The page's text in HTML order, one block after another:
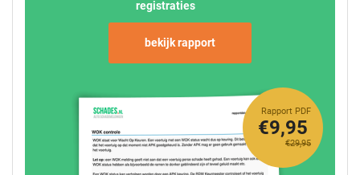
registraties
bekijk rapport
Rapport PDF
€29,95
€9,95